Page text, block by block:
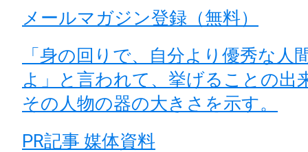
メールマガジン登録（無料）
「身の回りで、自分より優秀な人
よ」と言われて、挙げることの出
その人物の器の大きさを示す。
PR記事 媒体資料